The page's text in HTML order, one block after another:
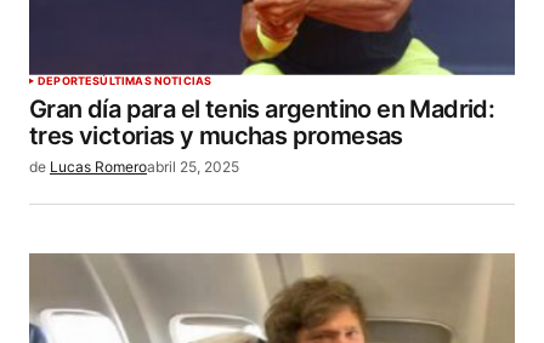
DEPORTESÚLTIMAS NOTICIAS
Gran día para el tenis argentino en Madrid:
tres victorias y muchas promesas
de Lucas Romeroabril 25, 2025